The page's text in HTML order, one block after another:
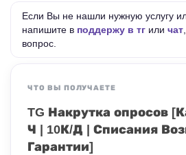
Если Вы не нашли нужную услугу
напишите в поддержу в тг или чат
вопрос.
ЧТО ВЫ ПОЛУЧАЕТЕ
TG Накрутка опросов
Ч | 10К/Д | Списания
Гарантии]